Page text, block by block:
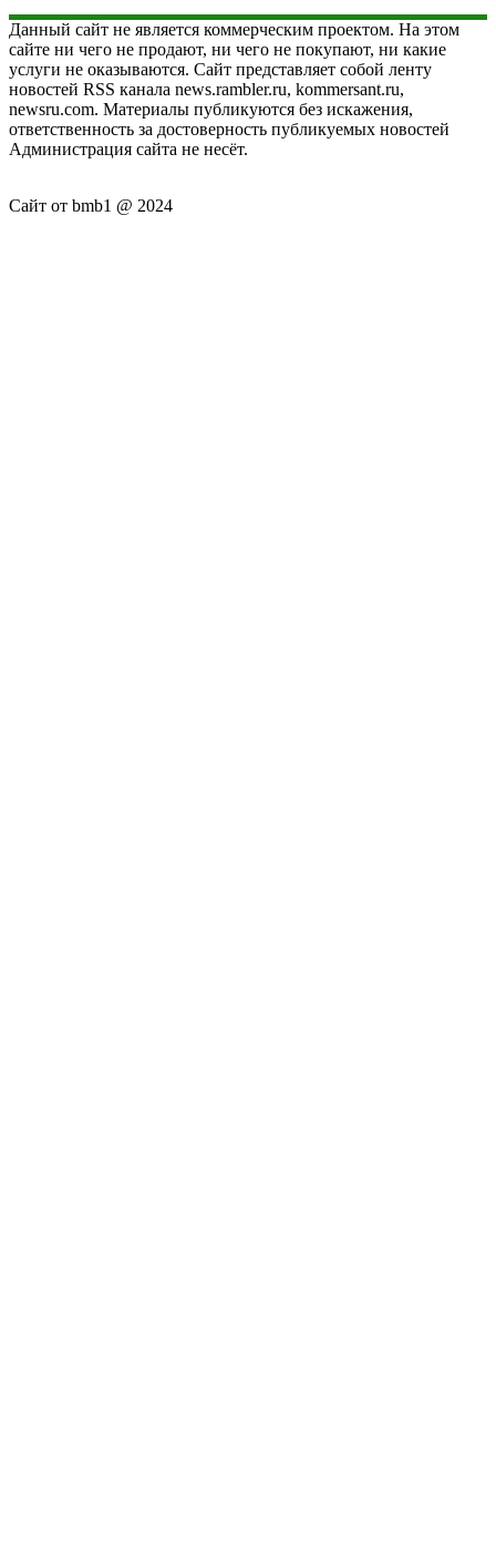
Данный сайт не является коммерческим проектом. На этом
сайте ни чего не продают, ни чего не покупают, ни какие
услуги не оказываются. Сайт представляет собой ленту
новостей RSS канала news.rambler.ru, kommersant.ru,
newsru.com. Материалы публикуются без искажения,
ответственность за достоверность публикуемых новостей
Администрация сайта не несёт.
Сайт от bmb1 @ 2024